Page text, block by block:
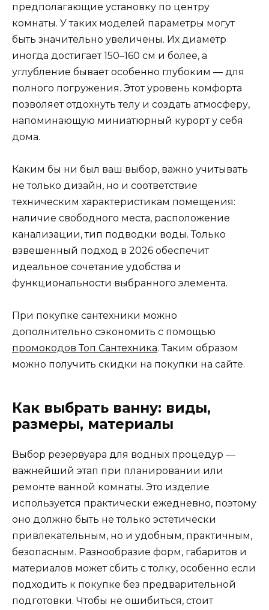
предполагающие установку по центру
комнаты. У таких моделей параметры могут
быть значительно увеличены. Их диаметр
иногда достигает 150–160 см и более, а
углубление бывает особенно глубоким — для
полного погружения. Этот уровень комфорта
позволяет отдохнуть телу и создать атмосферу,
напоминающую миниатюрный курорт у себя
дома.
Каким бы ни был ваш выбор, важно учитывать
не только дизайн, но и соответствие
техническим характеристикам помещения:
наличие свободного места, расположение
канализации, тип подводки воды. Только
взвешенный подход в 2026 обеспечит
идеальное сочетание удобства и
функциональности выбранного элемента.
При покупке сантехники можно
дополнительно сэкономить с помощью
промокодов Топ Сантехника. Таким образом
можно получить скидки на покупки на сайте.
Как выбрать ванну: виды,
размеры, материалы
Выбор резервуара для водных процедур —
важнейший этап при планировании или
ремонте ванной комнаты. Это изделие
используется практически ежедневно, поэтому
оно должно быть не только эстетически
привлекательным, но и удобным, практичным,
безопасным. Разнообразие форм, габаритов и
материалов может сбить с толку, особенно если
подходить к покупке без предварительной
подготовки. Чтобы не ошибиться, стоит